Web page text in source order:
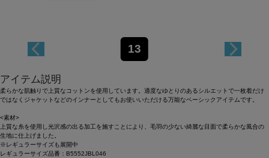
13
アイテム説明
柔らかな肌触りで上質なコットンを使用しています。適度なゆとりのあるシルエットで一枚着だけ
ではなくジャケットなどのインナーとしてもお使いいただける万能なベーシックアイテムです。
<素材>
上質な糸を使用し光沢感の出る加工を施すことにより、毛羽の少ない綺麗な目面で柔らかな風合の
生地に仕上げました。
※レギュラーサイズも展開中
レギュラーサイズ品番：B5552JBL046